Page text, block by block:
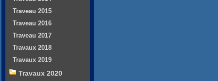
Traveau 2015
Traveau 2016
Traveau 2017
Travaux 2018
Travaux 2019
Travaux 2020